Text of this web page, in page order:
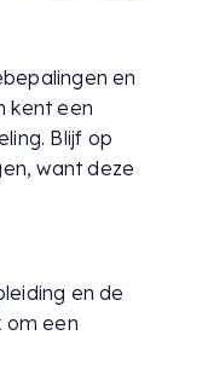
en
kent een
Blijf op
want deze
en de
om een